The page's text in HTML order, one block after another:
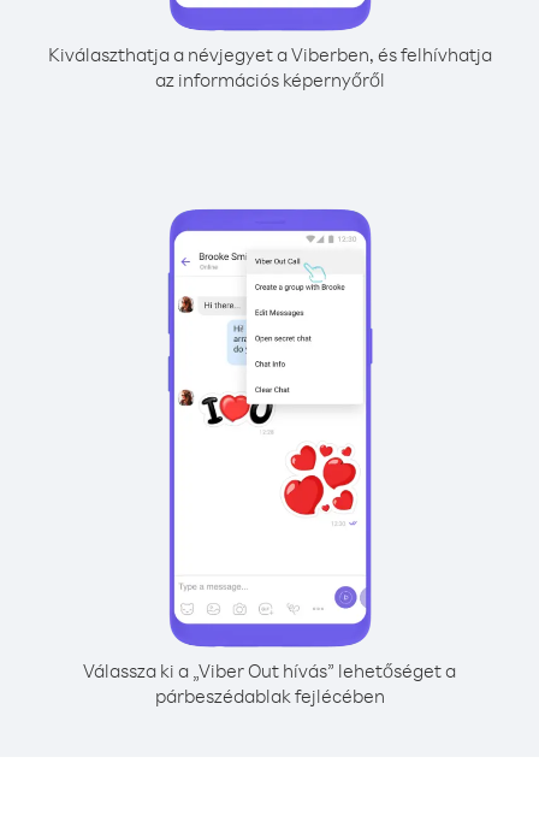
Kiválaszthatja a névjegyet a Viberben, és felhívhatja
az információs képernyőről
Válassza ki a „Viber Out hívás” lehetőséget a
párbeszédablak fejlécében